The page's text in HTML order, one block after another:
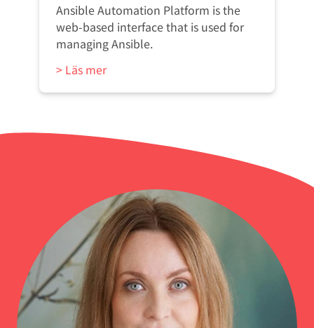
Ansible Automation Platform is the
web-based interface that is used for
managing Ansible.
> Läs mer